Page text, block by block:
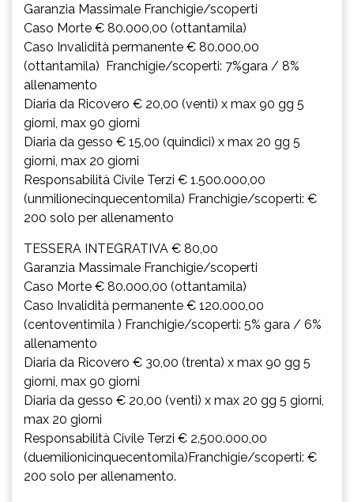
Garanzia Massimale Franchigie/scoperti
Caso Morte € 80.000,00 (ottantamila)
Caso Invalidità permanente € 80.000,00
(ottantamila) Franchigie/scoperti: 7%gara / 8%
allenamento
Diaria da Ricovero € 20,00 (venti) x max 90 gg 5
giorni, max 90 giorni
Diaria da gesso € 15,00 (quindici) x max 20 gg 5
giorni, max 20 giorni
Responsabilità Civile Terzi € 1.500.000,00
(unmilionecinquecentomila) Franchigie/scoperti: €
200 solo per allenamento
TESSERA INTEGRATIVA € 80,00
Garanzia Massimale Franchigie/scoperti
Caso Morte € 80.000,00 (ottantamila)
Caso Invalidità permanente € 120.000,00
(centoventimila ) Franchigie/scoperti: 5% gara / 6%
allenamento
Diaria da Ricovero € 30,00 (trenta) x max 90 gg 5
giorni, max 90 giorni
Diaria da gesso € 20,00 (venti) x max 20 gg 5 giorni,
max 20 giorni
Responsabilità Civile Terzi € 2.500.000,00
(duemilionicinquecentomila)Franchigie/scoperti: €
200 solo per allenamento.